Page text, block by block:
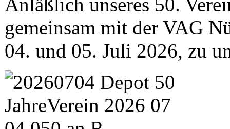
Anläßlich unseres 50.
gemeinsam mit der VAG
04. und 05. Juli 2026, zu